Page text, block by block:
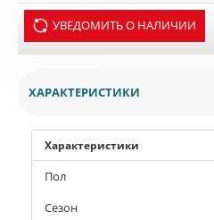
УВЕДОМИТЬ О НАЛИЧИИ
ХАРАКТЕРИСТИКИ
Характеристики
Пол
Сезон